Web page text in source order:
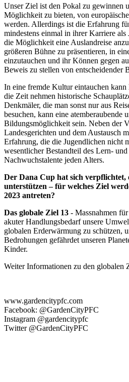
Unser Ziel ist den Pokal zu gewinnen
Möglichkeit zu bieten, von
werden. Allerdings ist die Erfahrung
mindestens einmal in ihrer Karriere als
die Möglichkeit eine Auslandreise
größeren Bühne zu präsentieren, in
einzutauchen und ihr Können gegen
Beweis zu stellen von entscheidender
In eine fremde Kultur eintauchen kann
die Zeit nehmen historische
Denkmäler, die man sonst nur aus
besuchen, kann eine atemberaubende
Bildungsmöglichkeit sein. Neben der
Landesgerichten und dem Austausch
Erfahrung, die die Jugendlichen nicht
wesentlicher Bestandteil des Lern-
Nachwuchstalente jeden Alters.
Der Dana Cup hat sich verpflichtet,
unterstützen – für welches Ziel
2023 antreten?
Das globale Ziel 13 - Massnahmen
akuter Handlungsbedarf unsere
globalen Erderwärmung zu schützen,
Bedrohungen gefährdet unseren
Kinder.
Weiter Informationen zu den globalen
www.gardencitypfc.com
Facebook: @GardenCityPFC
Instagram @gardencitypfc
Twitter @GardenCityPFC